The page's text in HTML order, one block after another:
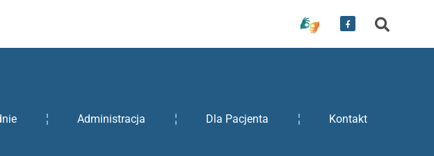
Administracja Dla Pacjenta Kontakt